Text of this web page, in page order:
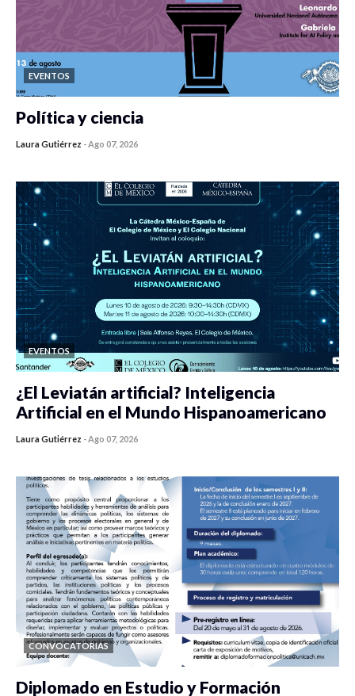
EVENTOS
Política y ciencia
Laura Gutiérrez -Ago 07, 2026
EVENTOS
¿El Leviatán artificial? Inteligencia
Artificial en el Mundo Hispanoamericano
Laura Gutiérrez -Ago 07, 2026
CONVOCATORIAS
Diplomado en Estudio y Formación